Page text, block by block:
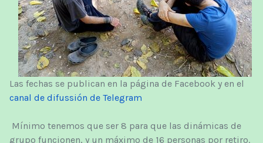
Las fechas se publican en la página de Facebook y en el
canal de difussión de Telegram
Mínimo tenemos que ser 8 para que las dinámicas de
grupo funcionen, y un máximo de 16 personas por retiro.